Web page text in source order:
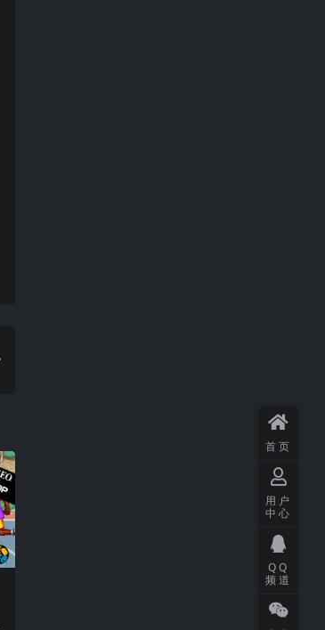
首页
用户
中心
QQ
频道